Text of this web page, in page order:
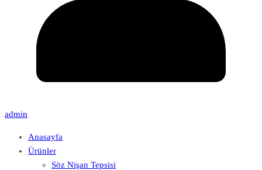
admin
Anasayfa
Ürünler
Söz Nişan Tepsisi